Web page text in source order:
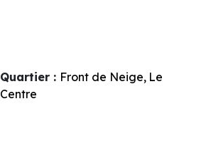
Quartier : Front de Neige Le
Centre